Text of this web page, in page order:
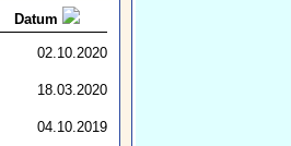
Datum
02.10.2020
18.03.2020
04.10.2019